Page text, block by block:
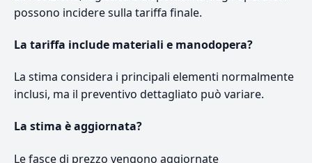
possono incidere sulla tariffa finale.
La tariffa include materiali e manodopera?
La stima considera i principali elementi normalmente
inclusi, ma il preventivo dettagliato può variare.
La stima è aggiornata?
Le fasce di prezzo vengono aggiornate